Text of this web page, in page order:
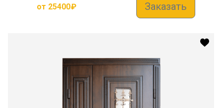
от 25400₽ Заказать